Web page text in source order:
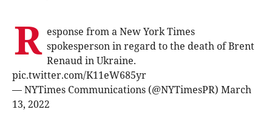
R esponse from a New York Times
spokesperson in regard to the death of Brent
Renaud in Ukraine.
pic.twitter.com/K11eW685yr
— NYTimes Communications (@NYTimesPR) March
13, 2022